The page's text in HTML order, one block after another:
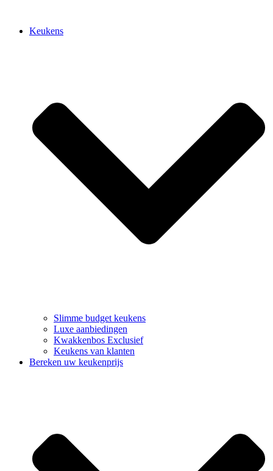
Keukens
Slimme budget keukens
Luxe aanbiedingen
Kwakkenbos Exclusief
Keukens van klanten
Bereken uw keukenprijs